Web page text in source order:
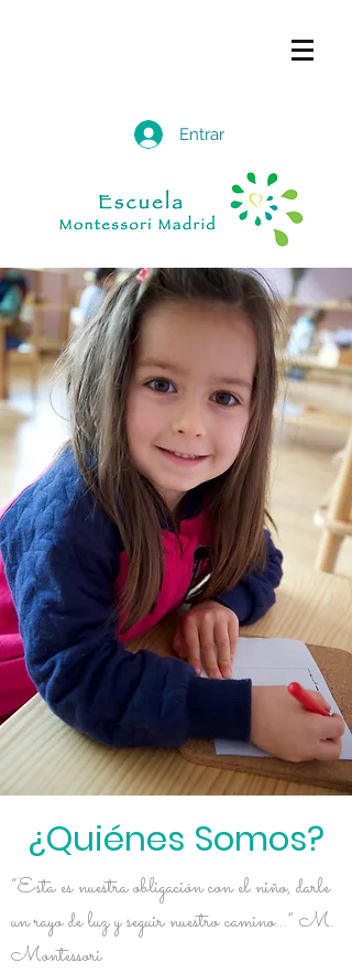
Entrar
¿Quiénes Somos?
“Esta es nuestra obligación con el niño, darle
un rayo de luz y seguir nuestro camino…” M.
Montessori